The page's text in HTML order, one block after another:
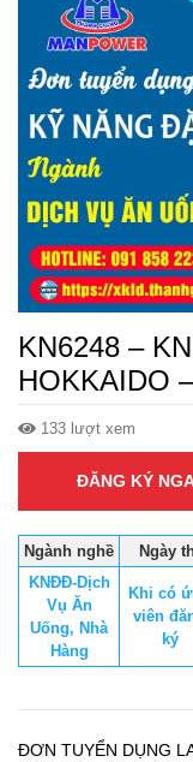
KN6248 –
HOKKAIDO
133 lượt xem
ĐĂNG KÝ
Ngành nghề Ngày
KNĐĐ-Dịch
Vụ Ăn
Uống, Nhà
Hàng
Khi có
viên
ký
ĐƠN TUYỂN DỤNG